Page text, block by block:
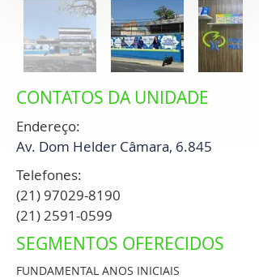
CONTATOS DA UNIDADE
Endereço:
Av. Dom Helder Câmara, 6.845
Telefones:
(21) 97029-8190
(21) 2591-0599
SEGMENTOS OFERECIDOS
FUNDAMENTAL ANOS INICIAIS